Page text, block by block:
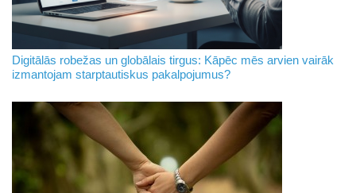
Digitālās robežas un globālais tirgus: Kāpēc mēs arvien vairāk
izmantojam starptautiskus pakalpojumus?